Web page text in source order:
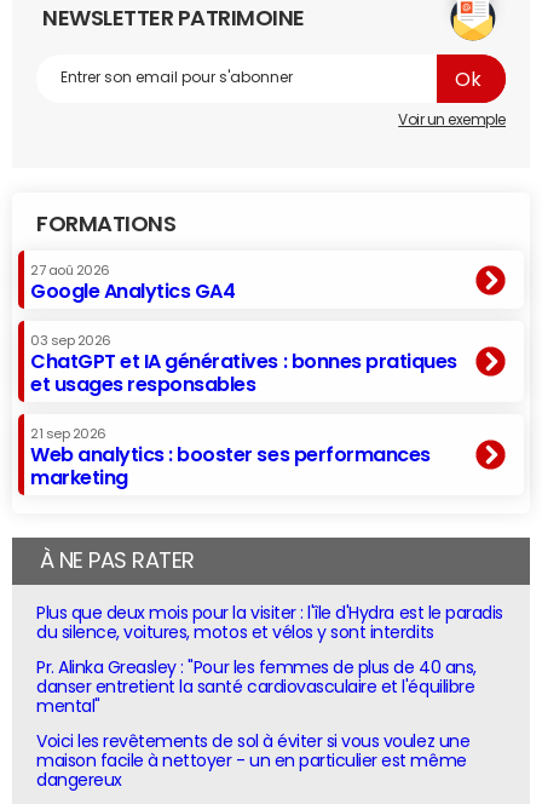
NEWSLETTER PATRIMOINE
Voir un exemple
FORMATIONS
27 aoû 2026
Google Analytics GA4
03 sep 2026
ChatGPT et IA génératives : bonnes pratiques
et usages responsables
21 sep 2026
Web analytics : booster ses performances
marketing
À NE PAS RATER
Plus que deux mois pour la visiter : l'île d'Hydra est le paradis
du silence, voitures, motos et vélos y sont interdits
Pr. Alinka Greasley : "Pour les femmes de plus de 40 ans,
danser entretient la santé cardiovasculaire et l'équilibre
mental"
Voici les revêtements de sol à éviter si vous voulez une
maison facile à nettoyer - un en particulier est même
dangereux